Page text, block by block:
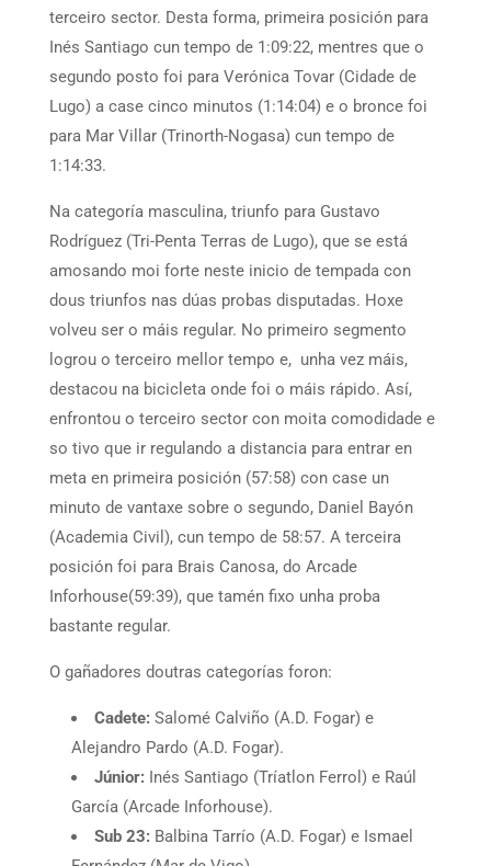
terceiro sector. Desta forma, primeira posición para
Inés Santiago cun tempo de 1:09:22, mentres que o
segundo posto foi para Verónica Tovar (Cidade de
Lugo) a case cinco minutos (1:14:04) e o bronce foi
para Mar Villar (Trinorth-Nogasa) cun tempo de
1:14:33.
Na categoría masculina, triunfo para Gustavo
Rodríguez (Tri-Penta Terras de Lugo), que se está
amosando moi forte neste inicio de tempada con
dous triunfos nas dúas probas disputadas. Hoxe
volveu ser o máis regular. No primeiro segmento
logrou o terceiro mellor tempo e, unha vez máis,
destacou na bicicleta onde foi o máis rápido. Así,
enfrontou o terceiro sector con moita comodidade e
so tivo que ir regulando a distancia para entrar en
meta en primeira posición (57:58) con case un
minuto de vantaxe sobre o segundo, Daniel Bayón
(Academia Civil), cun tempo de 58:57. A terceira
posición foi para Brais Canosa, do Arcade
Inforhouse(59:39), que tamén fixo unha proba
bastante regular.
O gañadores doutras categorías foron:
Cadete:Salomé Calviño (A.D. Fogar) e
Alejandro Pardo (A.D. Fogar).
Júnior:Inés Santiago (Tríatlon Ferrol) e Raúl
García (Arcade Inforhouse).
Sub 23:Balbina Tarrío (A.D. Fogar) e Ismael